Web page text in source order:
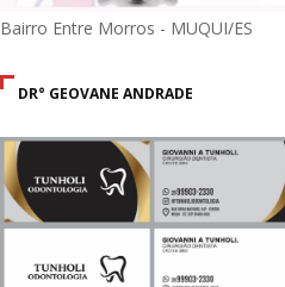
Bairro Entre Morros - MUQUI/ES
DR° GEOVANE ANDRADE